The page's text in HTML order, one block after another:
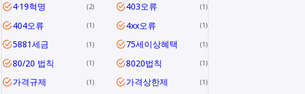
4·19혁명 2 403오류 1
404오류 1 4xx오류 1
5881세금 1 75세이상혜택 1
80/20 법칙 1 8020법칙 1
가격규제 1 가격상한제 1